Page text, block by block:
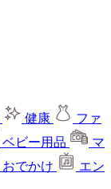
健康
ファ
ベビー用品
マ
おでかけ
エン